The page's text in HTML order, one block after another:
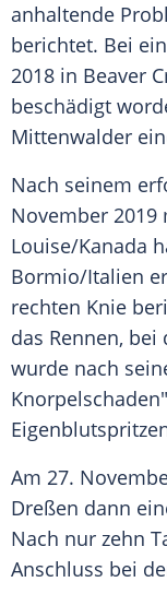
anhaltende
berichtet. Bei
2018 in Beaver
beschädigt
Mittenwalder
Nach seinem
November 2019
Louise/Kanada
Bormio/Italien
rechten Knie
das Rennen,
wurde nach
Am 27.
Dreßen dann
Nach nur zehn
Anschluss bei